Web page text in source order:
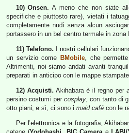
10) Onsen. A meno che non siate
specifiche e piuttosto rare), vietati i
completamente nudi senza alcun
portassero in un bel centro termale in
11) Telefono. I nostri cellulari
un servizio come BMobile, che
Altrimenti, noi siamo andati avanti
preparati in anticipo con le mappe
12) Acquisti. Akihabara è il regno per
persino costumi per cosplay, con tanto di
otto piani; e sì, ci sono i maid café con le
Per l’elettronica e la fotografia,